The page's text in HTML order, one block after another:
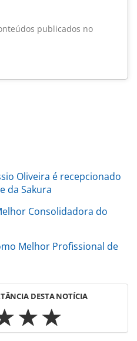
publicados no
Oliveira é recepcionado
da Sakura
Consolidadora do
Melhor Profissional de
DESTA NOTÍCIA